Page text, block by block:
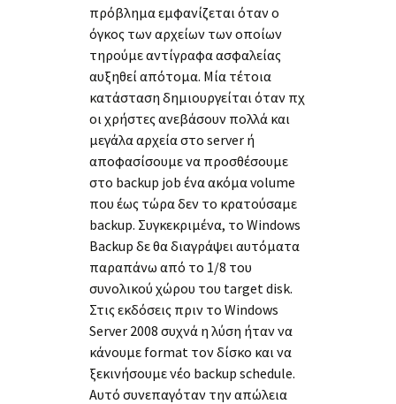
πρόβλημα εμφανίζεται όταν ο
όγκος των αρχείων των οποίων
τηρούμε αντίγραφα ασφαλείας
αυξηθεί απότομα. Μία τέτοια
κατάσταση δημιουργείται όταν πχ
οι χρήστες ανεβάσουν πολλά και
μεγάλα αρχεία στο server ή
αποφασίσουμε να προσθέσουμε
στο backup job ένα ακόμα volume
που έως τώρα δεν το κρατούσαμε
backup. Συγκεκριμένα, το Windows
Backup δε θα διαγράψει αυτόματα
παραπάνω από το 1/8 του
συνολικού χώρου του target disk.
Στις εκδόσεις πριν το Windows
Server 2008 συχνά η λύση ήταν να
κάνουμε format τον δίσκο και να
ξεκινήσουμε νέο backup schedule.
Αυτό συνεπαγόταν την απώλεια